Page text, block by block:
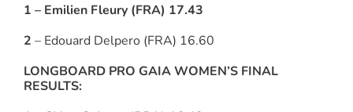
1 – Emilien Fleury (FRA) 17.43
2 – Edouard Delpero (FRA) 16.60
LONGBOARD PRO GAIA WOMEN’S FINAL
RESULTS: